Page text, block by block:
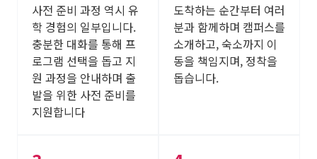
사전 준비 과정 역시 유
학 경험의 일부입니다.
충분한 대화를 통해 프
로그램 선택을 돕고 지
원 과정을 안내하며 출
발을 위한 사전 준비를
지원합니다
도착하는 순간부터 여러
분과 함께하며 캠퍼스를
소개하고, 숙소까지 이
동을 책임지며, 정착을
돕습니다.